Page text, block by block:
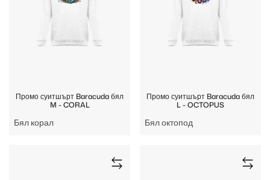
Промо суитшърт Baracuda бял
M - CORAL
Бял корал
Промо суитшърт Baracuda бял
L - OCTOPUS
Бял октопод